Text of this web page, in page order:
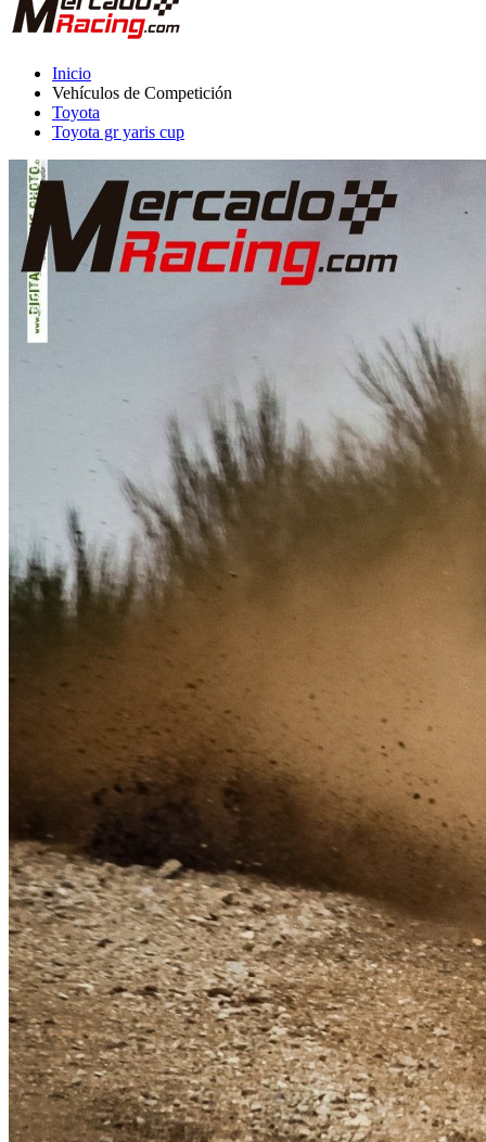
Inicio
Vehículos de Competición
Toyota
Toyota gr yaris cup